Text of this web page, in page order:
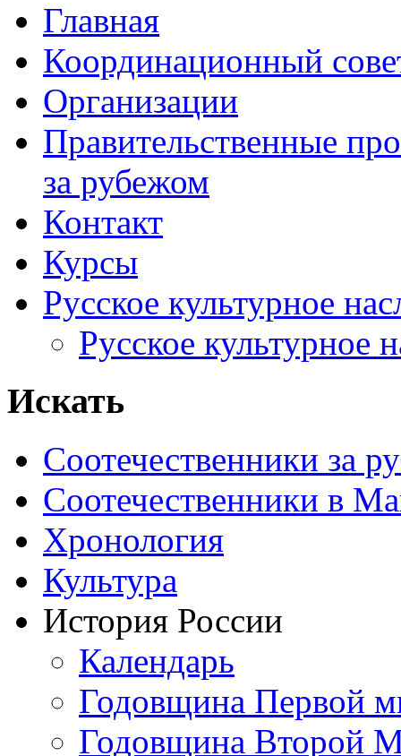
Главная
Координационный
Организации
Правительственные
за рубежом
Контакт
Курсы
Русское культурное
Русское культурное
Искать
Соотечественники за
Соотечественники в
Хронология
Культура
История России
Календарь
Годовщина Первой
Годовщина Второй